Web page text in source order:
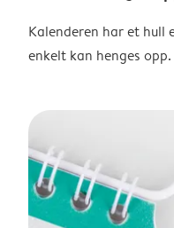
Kalenderen har et hull
enkelt kan henges opp.